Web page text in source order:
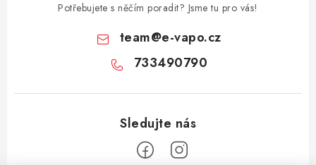
Potřebujete s něčím poradit? Jsme tu pro vás!
team@e-vapo.cz
733490790